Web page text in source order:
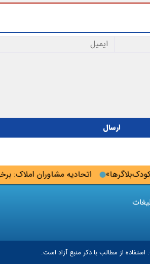
اتحادیه مشاوران املاک: برخی
ارسال
از مطالب با ذکر منبع آزاد است.